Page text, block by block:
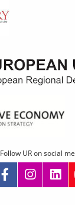
Follow UR on social